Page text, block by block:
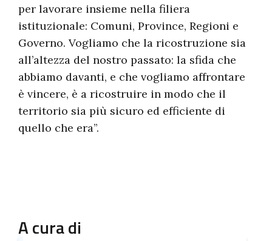
per lavorare insieme nella filiera
istituzionale: Comuni, Province, Regioni e
Governo. Vogliamo che la ricostruzione sia
all’altezza del nostro passato: la sfida che
abbiamo davanti, e che vogliamo affrontare
è vincere, è a ricostruire in modo che il
territorio sia più sicuro ed efficiente di
quello che era”.
A cura di